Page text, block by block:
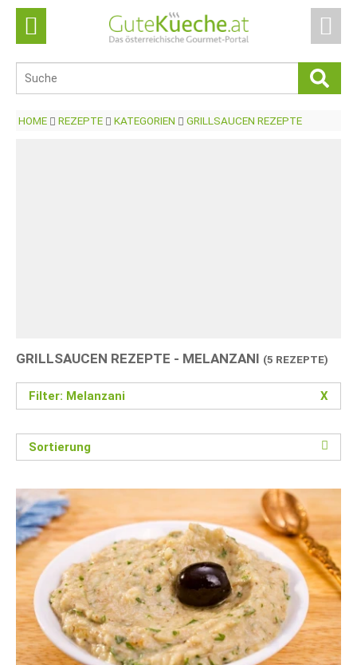
HOME REZEPTE KATEGORIEN GRILLSAUCEN REZEPTE
GRILLSAUCEN REZEPTE - MELANZANI (5 REZEPTE)
Filter: Melanzani X
Sortierung